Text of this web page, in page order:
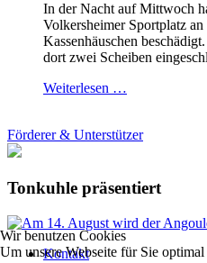
In der Nacht auf Mittwoch
Volkersheimer Sportplatz an
Kassenhäuschen
dort zwei Scheiben
Weiterlesen …
Förderer & Unterstützer
Tonkuhle präsentiert
Kontakt
Wir benutzen Cookies
Um unsere Webseite für Sie